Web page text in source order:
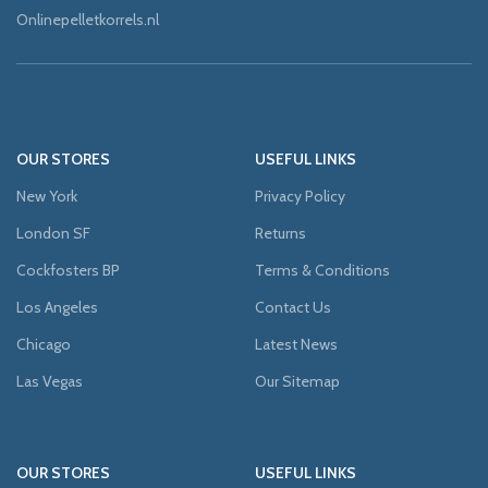
Onlinepelletkorrels.nl
OUR STORES
New York
London SF
Cockfosters BP
Los Angeles
Chicago
Las Vegas
USEFUL LINKS
Privacy Policy
Returns
Terms & Conditions
Contact Us
Latest News
Our Sitemap
OUR STORES USEFUL LINKS